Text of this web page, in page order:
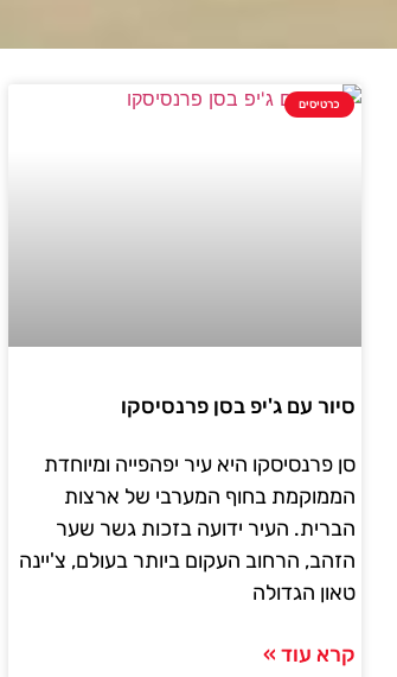
כרטיסים
סיור עם ג'יפ בסן פרנסיסקו
סן פרנסיסקו היא עיר יפהפייה ומיוחדת
הממוקמת בחוף המערבי של ארצות
הברית. העיר ידועה בזכות גשר שער
הזהב, הרחוב העקום ביותר בעולם, צ'יינה
טאון הגדולה
קרא עוד »